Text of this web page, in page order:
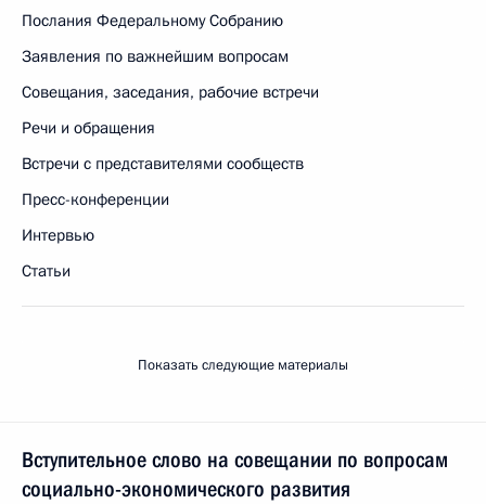
Послания Федеральному Собранию
Заявления по важнейшим вопросам
Совещания, заседания, рабочие встречи
Речи и обращения
Встречи с представителями сообществ
Пресс-конференции
Интервью
Статьи
Показать следующие материалы
Вступительное слово на совещании по вопросам
социально-экономического развития